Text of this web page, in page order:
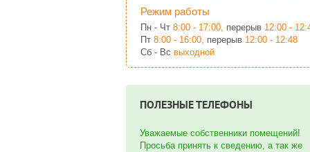
Режим работы
Пн - Чт 8:00 - 17:00, перерыв 12:00 -
Пт 8:00 - 16:00, перерыв 12:00 - 12:48
Сб - Вс выходной
ПОЛЕЗНЫЕ ТЕЛЕФОНЫ
Уважаемые собственники помещений!
Просьба принять к сведению, а так же